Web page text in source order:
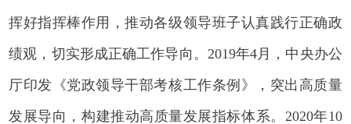
挥好指挥棒作用，推动各级领导班子认真践行正确政
绩观，切实形成正确工作导向。2019年4月，中央办公
厅印发《党政领导干部考核工作条例》，突出高质量
发展导向，构建推动高质量发展指标体系。2020年10